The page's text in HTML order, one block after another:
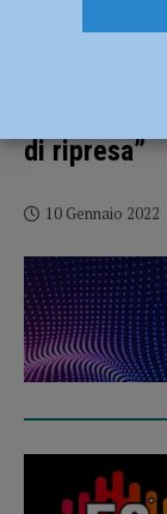
Gianluca
di ripresa”
10 Gennaio 2022